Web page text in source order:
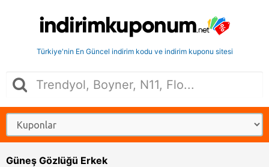
Türkiye'nin En Güncel indirim kodu ve indirim kuponu sitesi
Güneş Gözlüğü Erkek